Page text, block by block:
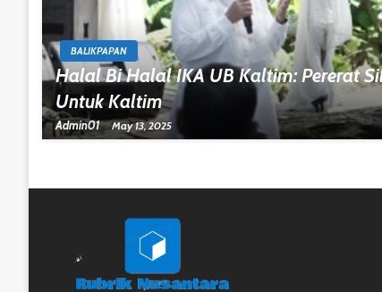
BALIKPAPAN
Halal Bi Halal IKA UB Kaltim: Pererat
Untuk Kaltim
Admin01 May 13, 2025